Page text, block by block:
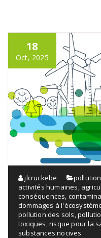
18
Oct, 2025
jlcruckebe
activités humaines
conséquences
dommages à
pollution des sols ,
toxiques ,risque pour la
substances nocives